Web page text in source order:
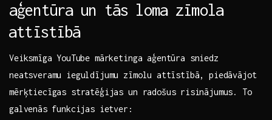
aģentūra ⁤un tās⁢ loma zīmola
⁢attīstībā
Veiksmīga ⁤YouTube mārketinga aģentūra sniedz
neatsveramu ieguldījumu zīmolu⁣ attīstībā, piedāvājot
mērķtiecīgas stratēģijas un ​radošus ⁤risinājumus. ‍To
galvenās ⁤funkcijas ietver: ​ ‍